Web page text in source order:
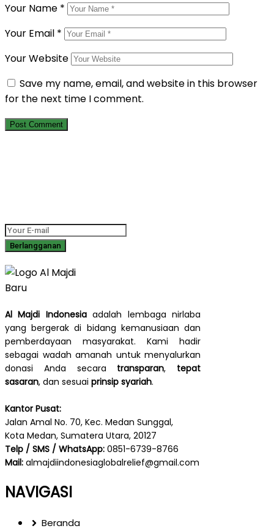
Your Name *
Your Email *
Your Website
Save my name, email, and website in this browser
for the next time I comment.
Al Majdi Indonesiaadalah lembaga nirlaba
yang bergerak di bidang kemanusiaan dan
pemberdayaan masyarakat. Kami hadir
sebagai wadah amanah untuk menyalurkan
donasi Anda secara transparan, tepat
sasaran, dan sesuai prinsip syariah.
Kantor Pusat:
Jalan Amal No. 70, Kec. Medan Sunggal,
Kota Medan, Sumatera Utara, 20127
Telp / SMS / WhatsApp: 0851-6739-8766
Mail: almajdiindonesiaglobalrelief@gmail.com
NAVIGASI
Beranda